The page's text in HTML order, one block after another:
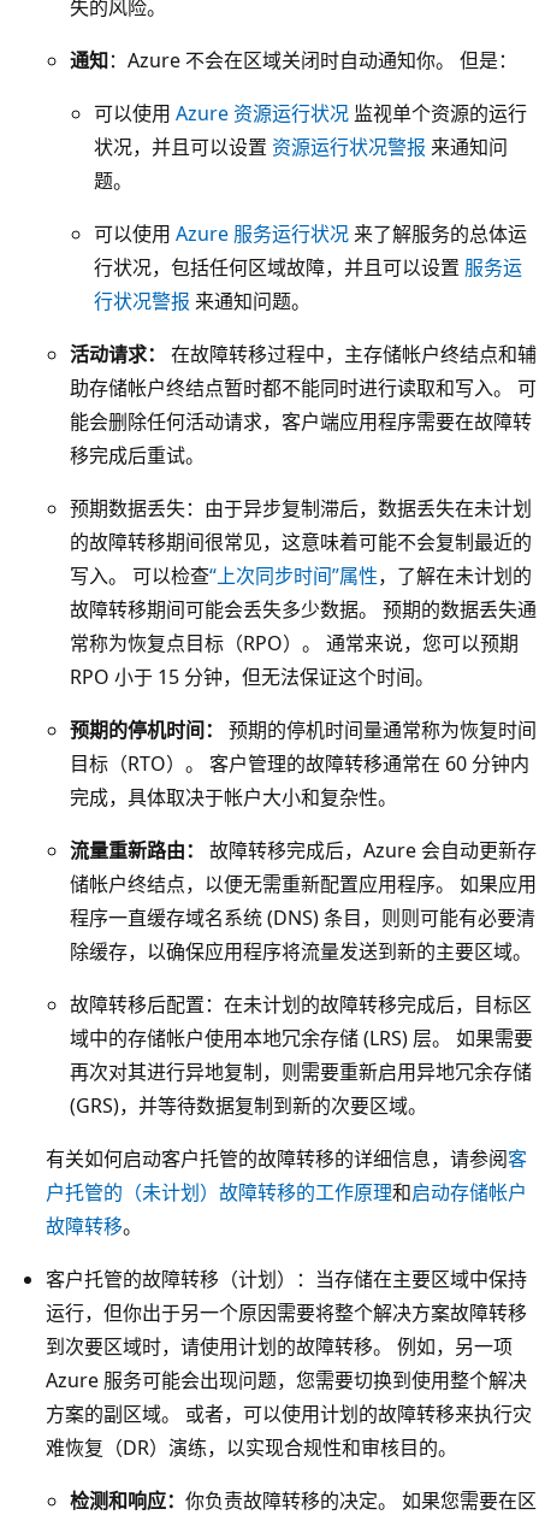
示
示
色
数
内
色
框
表
L
R
S
。
它
包
失的风险。
通知：Azure 不会在区域关闭时自动通知你。 但是：
可以使用 Azure 资源运行状况 监视单个资源的运行
状况，并且可以设置 资源运行状况警报 来通知问
题。
可以使用 Azure 服务运行状况 来了解服务的总体运
行状况，包括任何区域故障，并且可以设置 服务运
行状况警报 来通知问题。
活动请求：
在故障转移过程中，主存储帐户终结点和辅
助存储帐户终结点暂时都不能同时进行读取和写入。 可
能会删除任何活动请求，客户端应用程序需要在故障转
移完成后重试。
预期数据丢失：由于异步复制滞后，数据丢失在未计划
的故障转移期间很常见，这意味着可能不会复制最近的
写入。 可以检查“上次同步时间”属性，了解在未计划的
故障转移期间可能会丢失多少数据。 预期的数据丢失通
常称为恢复点目标（RPO）。 通常来说，您可以预期
RPO 小于 15 分钟，但无法保证这个时间。
预期的停机时间：
预期的停机时间量通常称为恢复时间
目标（RTO）。 客户管理的故障转移通常在 60 分钟内
完成，具体取决于帐户大小和复杂性。
流量重新路由：
故障转移完成后，Azure 会自动更新存
储帐户终结点，以便无需重新配置应用程序。 如果应用
程序一直缓存域名系统 (DNS) 条目，则则可能有必要清
除缓存，以确保应用程序将流量发送到新的主要区域。
故障转移后配置：在未计划的故障转移完成后，目标区
域中的存储帐户使用本地冗余存储 (LRS) 层。 如果需要
再次对其进行异地复制，则需要重新启用异地冗余存储
(GRS)，并等待数据复制到新的次要区域。
有关如何启动客户托管的故障转移的详细信息，请参阅客
户托管的（未计划）故障转移的工作原理和启动存储帐户
故障转移。
客户托管的故障转移（计划）：当存储在主要区域中保持
运行，但你出于另一个原因需要将整个解决方案故障转移
到次要区域时，请使用计划的故障转移。 例如，另一项
Azure 服务可能会出现问题，您需要切换到使用整个解决
方案的副区域。 或者，可以使用计划的故障转移来执行灾
难恢复（DR）演练，以实现合规性和审核目的。
检测和响应： 你负责故障转移的决定。 如果您需要在区